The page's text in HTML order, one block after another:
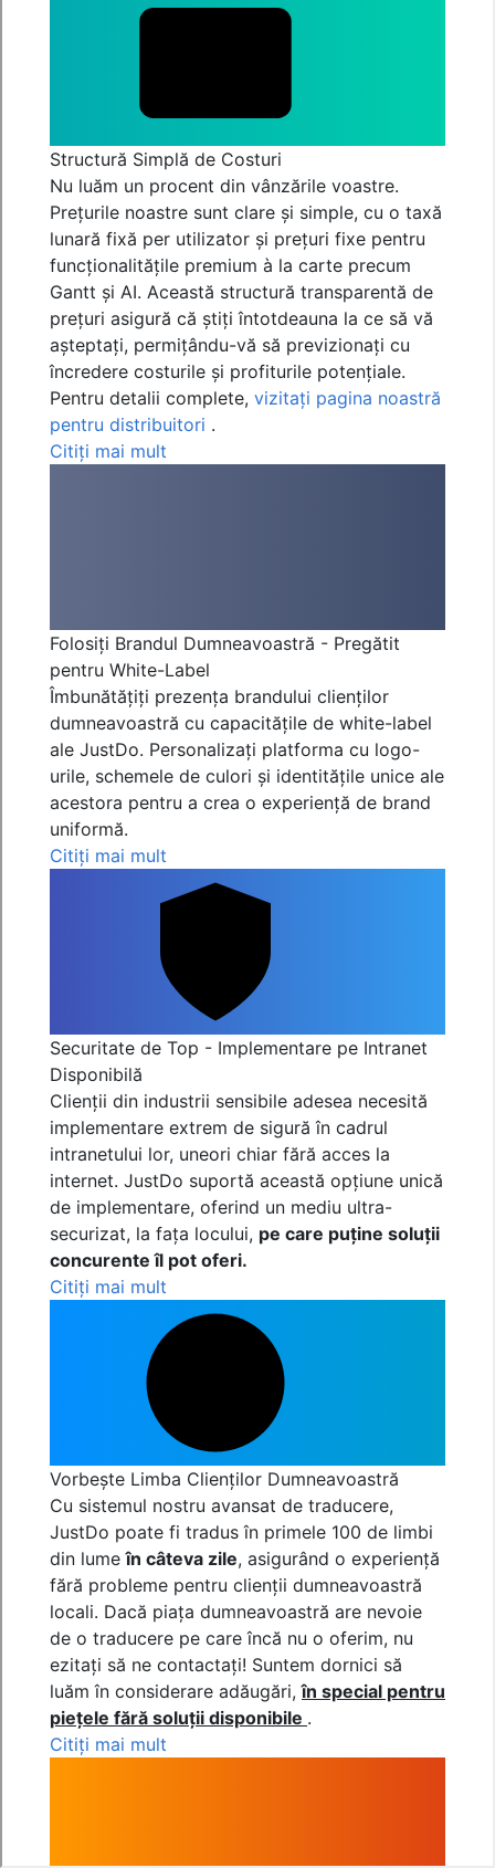
Structură Simplă de Costuri
Nu luăm un procent din vânzările voastre.
Prețurile noastre sunt clare și simple, cu o taxă
lunară fixă per utilizator și prețuri fixe pentru
funcționalitățile premium à la carte precum
Gantt și AI. Această structură transparentă de
prețuri asigură că știți întotdeauna la ce să vă
așteptați, permițându-vă să previzionați cu
încredere costurile și profiturile potențiale.
Pentru detalii complete, vizitați pagina noastră
pentru distribuitori .
Citiți mai mult
Folosiți Brandul Dumneavoastră - Pregătit
pentru White-Label
Îmbunătățiți prezența brandului clienților
dumneavoastră cu capacitățile de white-label
ale JustDo. Personalizați platforma cu logo-
urile, schemele de culori și identitățile unice ale
acestora pentru a crea o experiență de brand
uniformă.
Citiți mai mult
Securitate de Top - Implementare pe Intranet
Disponibilă
Clienții din industrii sensibile adesea necesită
implementare extrem de sigură în cadrul
intranetului lor, uneori chiar fără acces la
internet. JustDo suportă această opțiune unică
de implementare, oferind un mediu ultra-
securizat, la fața locului, pe care puține soluții
concurente îl pot oferi.
Citiți mai mult
Vorbește Limba Clienților Dumneavoastră
Cu sistemul nostru avansat de traducere,
JustDo poate fi tradus în primele 100 de limbi
din lumeîn câteva zile, asigurând o experiență
fără probleme pentru clienții dumneavoastră
locali. Dacă piața dumneavoastră are nevoie
de o traducere pe care încă nu o oferim, nu
ezitați să ne contactați! Suntem dornici să
luăm în considerare adăugări,în special pentru
piețele fără soluții disponibile .
Citiți mai mult